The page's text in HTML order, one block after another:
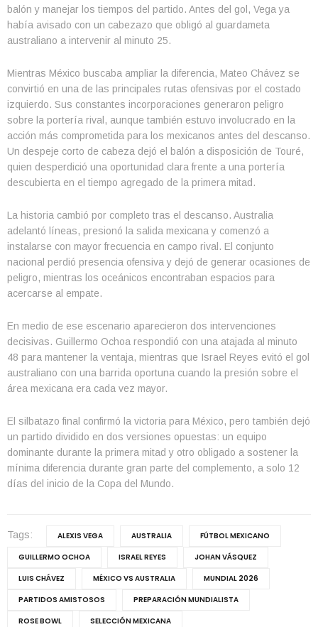
balón y manejar los tiempos del partido. Antes del gol, Vega ya
había avisado con un cabezazo que obligó al guardameta
australiano a intervenir al minuto 25.
Mientras México buscaba ampliar la diferencia, Mateo Chávez se
convirtió en una de las principales rutas ofensivas por el costado
izquierdo. Sus constantes incorporaciones generaron peligro
sobre la portería rival, aunque también estuvo involucrado en la
acción más comprometida para los mexicanos antes del descanso.
Un despeje corto de cabeza dejó el balón a disposición de Touré,
quien desperdició una oportunidad clara frente a una portería
descubierta en el tiempo agregado de la primera mitad.
La historia cambió por completo tras el descanso. Australia
adelantó líneas, presionó la salida mexicana y comenzó a
instalarse con mayor frecuencia en campo rival. El conjunto
nacional perdió presencia ofensiva y dejó de generar ocasiones de
peligro, mientras los oceánicos encontraban espacios para
acercarse al empate.
En medio de ese escenario aparecieron dos intervenciones
decisivas. Guillermo Ochoa respondió con una atajada al minuto
48 para mantener la ventaja, mientras que Israel Reyes evitó el gol
australiano con una barrida oportuna cuando la presión sobre el
área mexicana era cada vez mayor.
El silbatazo final confirmó la victoria para México, pero también dejó
un partido dividido en dos versiones opuestas: un equipo
dominante durante la primera mitad y otro obligado a sostener la
mínima diferencia durante gran parte del complemento, a solo 12
días del inicio de la Copa del Mundo.
Tags: ALEXIS VEGA AUSTRALIA
FÚTBOL MEXICANO
GUILLERMO OCHOA
ISRAEL REYES
JOHAN VÁSQUEZ
LUIS CHÁVEZ
MÉXICO VS AUSTRALIA
MUNDIAL 2026
PARTIDOS AMISTOSOS
PREPARACIÓN MUNDIALISTA
ROSE BOWL
SELECCIÓN MEXICANA